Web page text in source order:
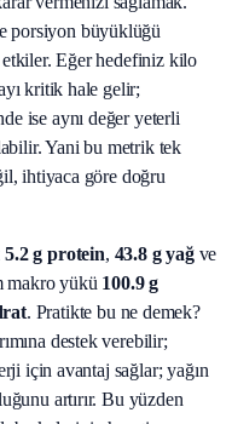
porsiyon büyüklüğü
etkiler. Eğer hedefiniz kilo
kritik hale gelir;
ise aynı değer yeterli
Yani bu metrik tek
ihtiyaca göre doğru
5.2g protein, 43.8g yağve
makro yükü 100.9g
. Pratikte bu ne demek?
destek verebilir;
için avantaj sağlar; yağın
artırır. Bu yüzden